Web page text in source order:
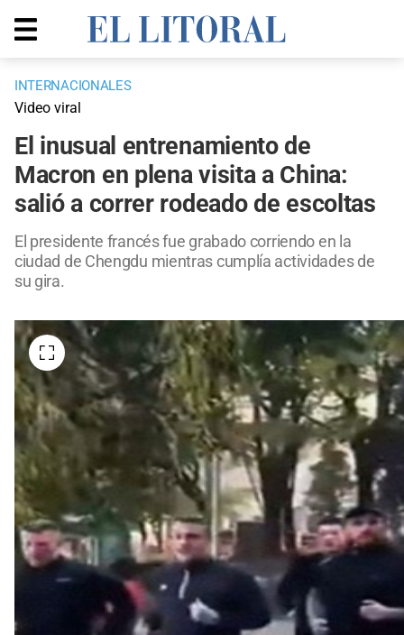
INTERNACIONALES
Video viral
El inusual entrenamiento de
Macron en plena visita a China:
salió a correr rodeado de escoltas
El presidente francés fue grabado corriendo en la
ciudad de Chengdu mientras cumplía actividades de
su gira.